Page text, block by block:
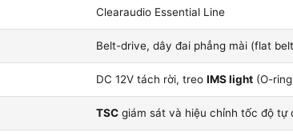
Clearaudio Essential Line
Belt-drive, dây đai phẳng mài (flat
DC 12V tách rời, treo IMS light (O-
TSC giám sát và hiệu chỉnh tốc độ tự